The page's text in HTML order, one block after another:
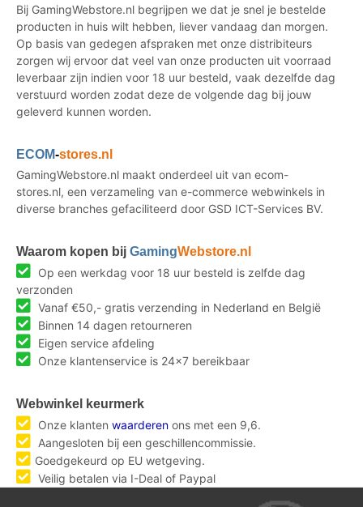
Bij GamingWebstore.nl begrijpen we dat je snel je bestelde
producten in huis wilt hebben, liever vandaag dan morgen.
Op basis van gedegen afspraken met onze distribiteurs
zorgen wij ervoor dat veel van onze producten uit voorraad
leverbaar zijn indien voor 18 uur besteld, vaak dezelfde dag
verstuurd worden zodat deze de volgende dag bij jouw
geleverd kunnen worden.
ECOM-stores.nl
GamingWebstore.nl maakt onderdeel uit van ecom-
stores.nl, een verzameling van e-commerce webwinkels in
diverse branches gefaciliteerd door GSD ICT-Services BV.
Waarom kopen bij GamingWebstore.nl
Op een werkdag voor 18 uur besteld is zelfde dag
verzonden
Vanaf €50,- gratis verzending in Nederland en België
Binnen 14 dagen retourneren
Eigen service afdeling
Onze klantenservice is 24x7 bereikbaar
Webwinkel keurmerk
Onze klanten waarderen ons met een 9,6.
Aangesloten bij een geschillencommissie.
Goedgekeurd op EU wetgeving.
Veilig betalen via I-Deal of Paypal